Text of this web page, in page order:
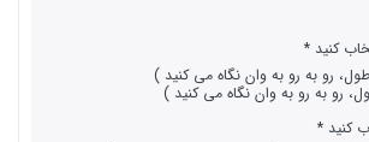
کنید
رو به رو به وان نگاه می کنید )
رو به رو به وان نگاه می کنید )
کنید